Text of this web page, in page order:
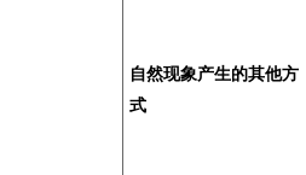
自然现象产生的其他方
式